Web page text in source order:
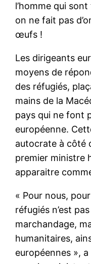
l’homme qui
on ne fait pas
œufs !
Les dirigeants
moyens de
des réfugiés,
mains de la
pays qui ne font
européenne.
autocrate à côté
premier ministre
apparaitre
« Pour nous,
réfugiés n’est
marchandage,
humanitaires,
européennes »,